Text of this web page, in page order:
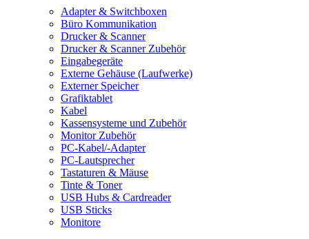
Adapter & Switchboxen
Büro Kommunikation
Drucker & Scanner
Drucker & Scanner Zubehör
Eingabegeräte
Externe Gehäuse (Laufwerke)
Externer Speicher
Grafiktablet
Kabel
Kassensysteme und Zubehör
Monitor Zubehör
PC-Kabel/-Adapter
PC-Lautsprecher
Tastaturen & Mäuse
Tinte & Toner
USB Hubs & Cardreader
USB Sticks
Monitore